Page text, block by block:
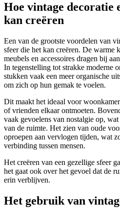
Hoe vintage decoratie
kan creëren
Een van de grootste voordelen van
sfeer die het kan creëren. De warme
meubels en accessoires dragen bij
In tegenstelling tot strakke moderne
stukken vaak een meer organische
om zich op hun gemak te voelen.
Dit maakt het ideaal voor
of vrienden elkaar ontmoeten.
vaak gevoelens van nostalgie op,
van de ruimte. Het zien van oude
oproepen aan vervlogen tijden, wat
verbinding tussen mensen.
Het creëren van een gezellige sfeer
het gaat ook over het gevoel dat de
erin verblijven.
Het gebruik van